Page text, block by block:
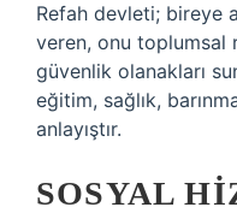
Refah devleti; bireye
veren, onu toplumsal
güvenlik olanakları
eğitim, sağlık,
anlayıştır.
SOSYAL